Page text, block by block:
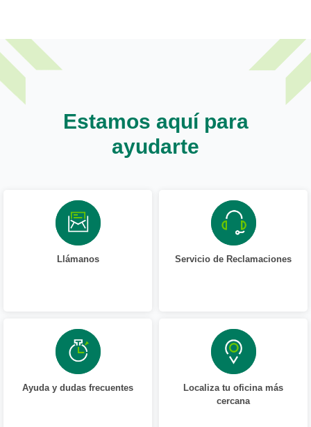
Estamos aquí para
ayudarte
Llámanos Servicio de Reclamaciones
Ayuda y dudas frecuentes
Localiza tu oficina más
cercana